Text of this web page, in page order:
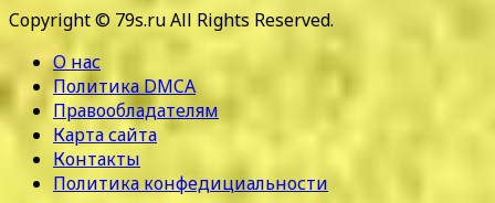
Copyright © 79s.ru All Rights Reserved.
О нас
Политика DMCA
Правообладателям
Карта сайта
Контакты
Политика конфедициальности